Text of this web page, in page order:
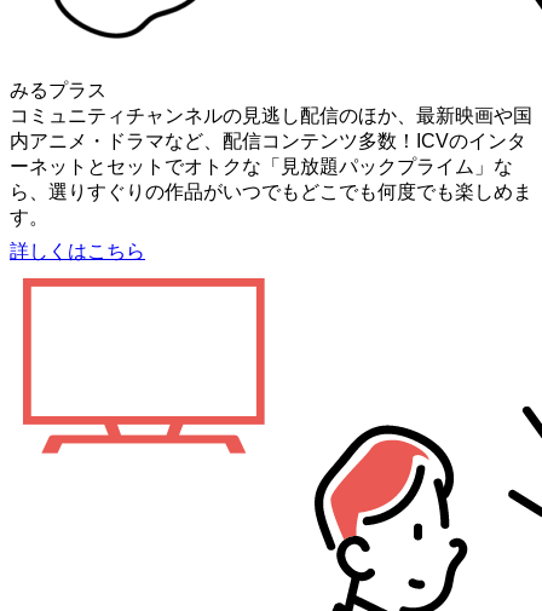
みるプラス
コミュニティチャンネルの見逃し配信のほか、最新映画や国
内アニメ・ドラマなど、配信コンテンツ多数！ICVのインタ
ーネットとセットでオトクな「見放題パックプライム」な
ら、選りすぐりの作品がいつでもどこでも何度でも楽しめま
す。
詳しくはこちら